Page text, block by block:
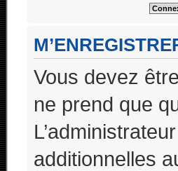
Vous devez
ne prend que
additionnelles